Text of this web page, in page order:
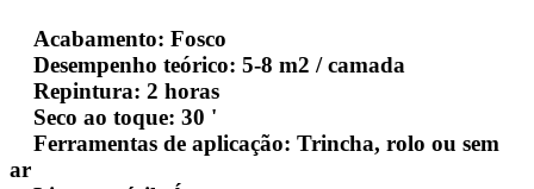
Acabamento: Fosco
Desempenho teórico: 5-8 m2 / camada
Repintura: 2 horas
Seco ao toque: 30 '
Ferramentas de aplicação: Trincha, rolo ou sem
ar